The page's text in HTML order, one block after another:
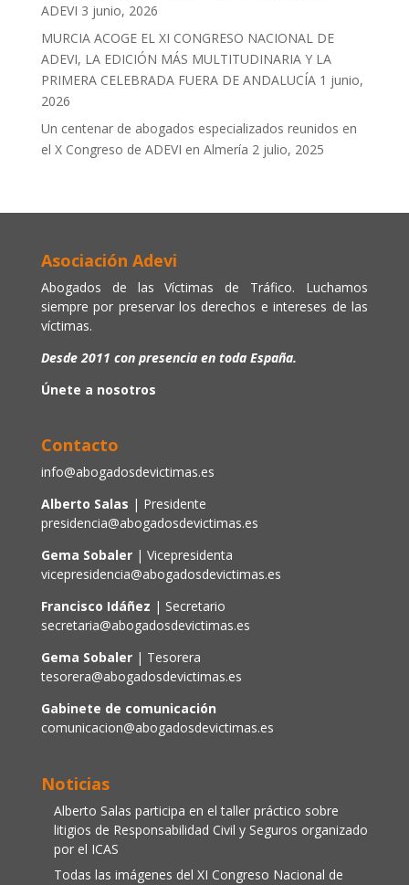
ADEVI 3 junio, 2026
MURCIA ACOGE EL XI CONGRESO NACIONAL DE
ADEVI, LA EDICIÓN MÁS MULTITUDINARIA Y LA
PRIMERA CELEBRADA FUERA DE ANDALUCÍA 1 junio,
2026
Un centenar de abogados especializados reunidos en
el X Congreso de ADEVI en Almería 2 julio, 2025
Asociación Adevi
Abogados de las Víctimas de Tráfico. Luchamos
siempre por preservar los derechos e intereses de las
víctimas.
Desde 2011 con presencia en toda España.
Únete a nosotros
Contacto
info@abogadosdevictimas.es
Alberto Salas | Presidente
presidencia@abogadosdevictimas.es
Gema Sobaler | Vicepresidenta
vicepresidencia@abogadosdevictimas.es
Francisco Idáñez | Secretario
secretaria@abogadosdevictimas.es
Gema Sobaler| Tesorera
tesorera@abogadosdevictimas.es
Gabinete de comunicación
comunicacion@abogadosdevictimas.es
Noticias
Alberto Salas participa en el taller práctico sobre
litigios de Responsabilidad Civil y Seguros organizado
por el ICAS
Todas las imágenes del XI Congreso Nacional de